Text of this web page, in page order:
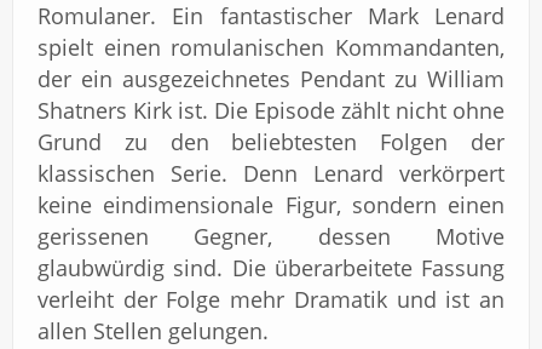
Romulaner. Ein fantastischer Mark Lenard
spielt einen romulanischen Kommandanten,
der ein ausgezeichnetes Pendant zu William
Shatners Kirk ist. Die Episode zählt nicht ohne
Grund zu den beliebtesten Folgen der
klassischen Serie. Denn Lenard verkörpert
keine eindimensionale Figur, sondern einen
gerissenen Gegner, dessen Motive
glaubwürdig sind. Die überarbeitete Fassung
verleiht der Folge mehr Dramatik und ist an
allen Stellen gelungen.